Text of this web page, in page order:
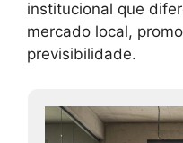
institucional que
mercado local,
previsibilidade.